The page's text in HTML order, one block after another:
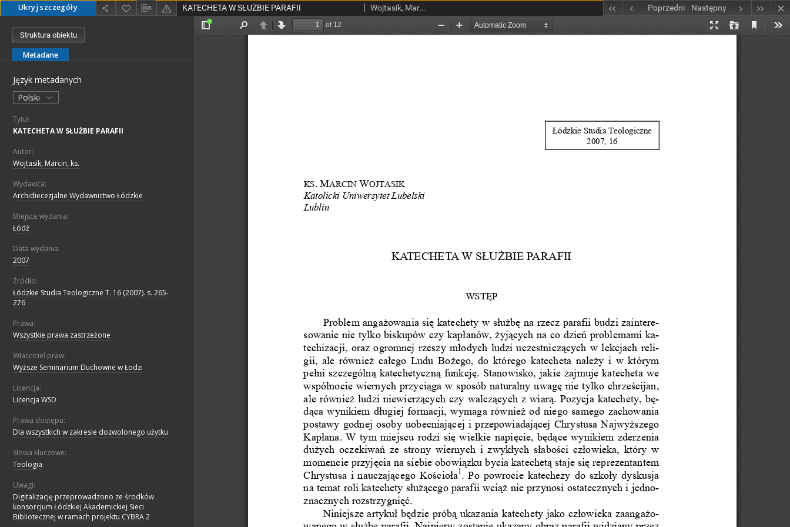
Ukryj szczegóły KATECHETA W SŁUŻBIE PARAFII Wojtasik, Marcin, ks. Poprzedni Następny
Struktura obiektu
Metadane
Język metadanych
Polski
Tytuł:
KATECHETA W SŁUŻBIE PARAFII
Autor:
Wojtasik, Marcin, ks.
Wydawca:
Archidiecezjalne Wydawnictwo Łódzkie
Miejsce wydania:
Łódź
Data wydania:
2007
Źródło:
Łódzkie Studia Teologiczne T. 16 (2007). s. 265-
276
Prawa:
Wszystkie prawa zastrzeżone
Właściciel praw:
Wyższe Seminarium Duchowne w Łodzi
Licencja:
Licencja WSD
Prawa dostępu:
Dla wszystkich w zakresie dozwolonego użytku
Słowa kluczowe:
Teologia
Uwagi:
Digitalizację przeprowadzono ze środków
konsorcjum Łódzkiej Akademickiej Sieci
Bibliotecznej w ramach projektu CYBRA 2